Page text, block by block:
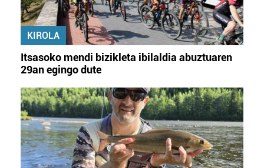
KIROLA
Itsasoko mendi bizikleta ibilaldia abuztuaren
29an egingo dute